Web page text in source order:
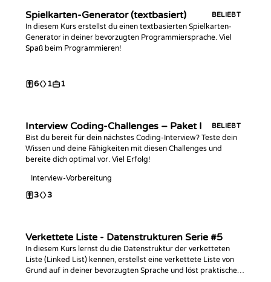
Spielkarten-Generator (textbasiert) BELIEBT
In diesem Kurs erstellst du einen textbasierten Spielkarten-
Generator in deiner bevorzugten Programmiersprache. Viel
Spaß beim Programmieren!
6 1 1
Interview Coding-Challenges – Paket I BELIEBT
Bist du bereit für dein nächstes Coding-Interview? Teste dein
Wissen und deine Fähigkeiten mit diesen Challenges und
bereite dich optimal vor. Viel Erfolg!
Interview-Vorbereitung
3 3
Verkettete Liste - Datenstrukturen Serie #5
In diesem Kurs lernst du die Datenstruktur der verketteten
Liste (Linked List) kennen, erstellst eine verkettete Liste von
Grund auf in deiner bevorzugten Sprache und löst praktische